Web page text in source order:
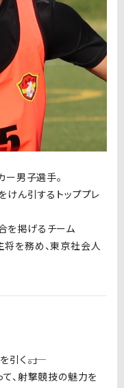
ー男子選手。
けん引するトッププレ
を掲げるチーム
将を務め、東京社会人
く――。」
て、射撃競技の魅力を